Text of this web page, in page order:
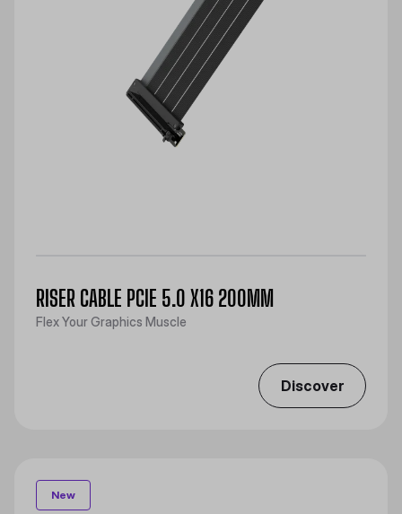
RISER CABLE PCIE 5.0 X16 200MM
Flex Your Graphics Muscle
Discover
New